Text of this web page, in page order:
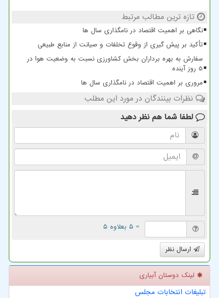
تازه ترین مطالب مرتبط
نگاهی بر اهمیت اقتصاد در نامگذاری سال ها
تأکید بر پیش گیری از وقوع تخلفات و صیانت از منابع طبیعی
سفارش به بهره برداران بخش کشاورزی نسبت به وضعیت هوا در
5 روز آینده
مروری بر اهمیت اقتصاد در نامگذاری سال ها
نظرات بینندگان در مورد این مطلب
لطفا شما هم نظر دهید
= ۵ بعلاوه ۵
ارسال نظر
لینک دوستان آبیاری
تبلیغات انتخابات مجلس